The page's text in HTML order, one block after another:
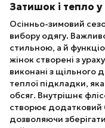
Затишок і тепло
Осінньо-зимовий
вибору одягу.
стильною, а й
жінок створені з
виконані з щільного
теплої підкладки,
обсяг. Внутрішнє
створює додатковий
дозволяючи